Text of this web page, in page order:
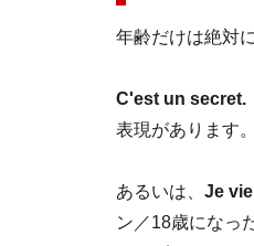
年齢だけは絶対
C'est un secret.
表現があります。
あるいは、 Je
ン／18歳になっ